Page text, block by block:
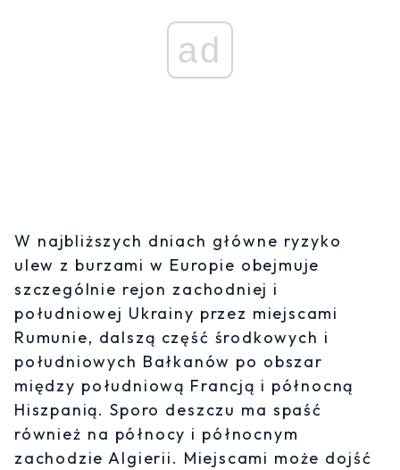
ad
W najbliższych dniach główne ryzyko
ulew z burzami w Europie obejmuje
szczególnie rejon zachodniej i
południowej Ukrainy przez miejscami
Rumunie, dalszą część środkowych i
południowych Bałkanów po obszar
między południową Francją i północną
Hiszpanią. Sporo deszczu ma spaść
również na północy i północnym
zachodzie Algierii. Miejscami może dojść